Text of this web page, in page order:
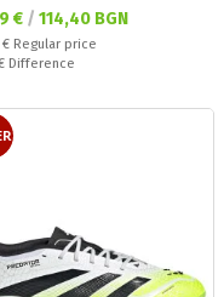
цена:
€ / 114,40 BGN
price:
Regular price
Difference